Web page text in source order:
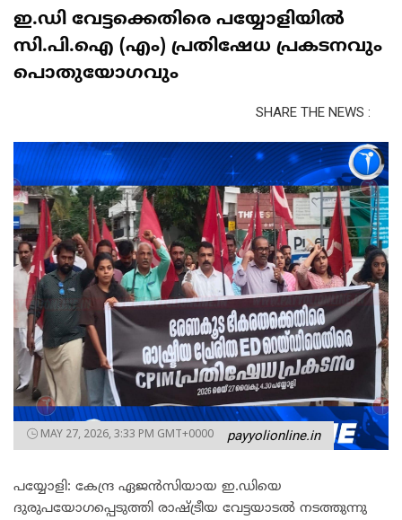
ഇ.ഡി വേട്ടക്കെതിരെ പയ്യോളിയിൽ
സി.പി.ഐ (എം) പ്രതിഷേധ പ്രകടനവും
പൊതുയോഗവും
SHARE THE NEWS :
MAY 27, 2026, 3:33 PM GMT+0000 payyolionline.in
പയ്യോളി: കേന്ദ്ര ഏജൻസിയായ ഇ.ഡിയെ
ദുരുപയോഗപ്പെടുത്തി രാഷ്ട്രീയ വേട്ടയാടൽ നടത്തുന്നു